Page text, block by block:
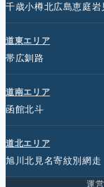
千歳小樽北広島恵庭岩
道東エリア
帯広釧路
道南エリア
函館北斗
道北エリア
旭川北見 名寄紋別網走
運